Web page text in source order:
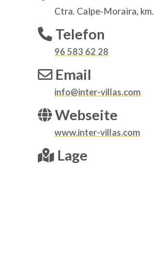
Ctra. Calpe-Moraira,
Telefon
96 583 62 28
Email
info@inter-villas.com
Webseite
www.inter-villas.com
Lage